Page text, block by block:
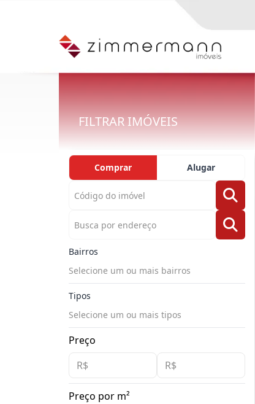
FILTRAR IMÓVEIS
Comprar Alugar
Bairros
Selecione um ou mais bairros
Tipos
Selecione um ou mais tipos
Preço
Preço por m²